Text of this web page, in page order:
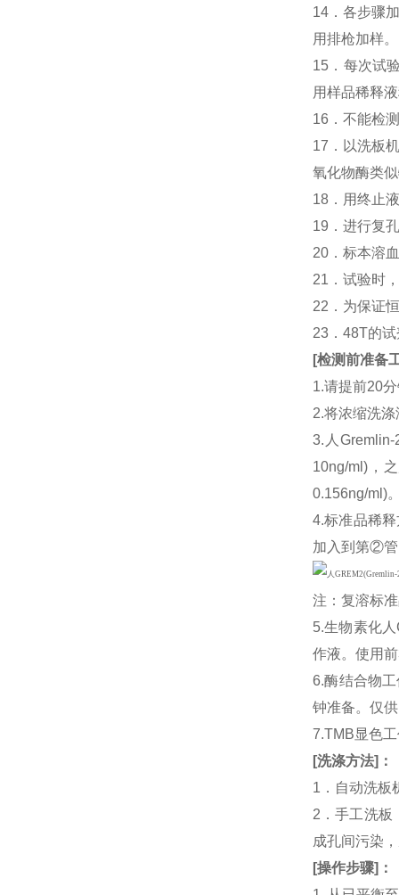
14．各步骤
用排枪加样。
15．每次试
用样品稀释
16．不能检
17．以洗板
氧化物酶类
18．用终止
19．进行复
20．标本溶
21．试验时
22．为保证
23．48T的
[检测前准备
1.请提前20
2.将浓缩洗
3.人
10ng/ml)，
0.156ng/ml)
4.标准品稀
加入到第②
注：复溶标
5.生物素化
作液。使用
6.酶结合物
钟准备。仅
7.TMB显色
[洗涤方法] ：
1．自动洗板
2．手工洗板
成孔间污染
[操作步骤] ：